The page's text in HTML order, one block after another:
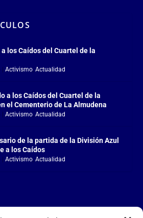
los Caídos del Cuartel de la
|Activismo,Actualidad
a los Caídos del Cuartel de la
el Cementerio de La Almudena
|Activismo,Actualidad
de la partida de la División Azul
a los Caídos
|Activismo,Actualidad